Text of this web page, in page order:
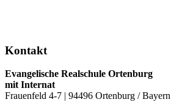
Kontakt
Evangelische Realschule Ortenburg
mit Internat
Frauenfeld 4-7 | 94496 Ortenburg / Bayern